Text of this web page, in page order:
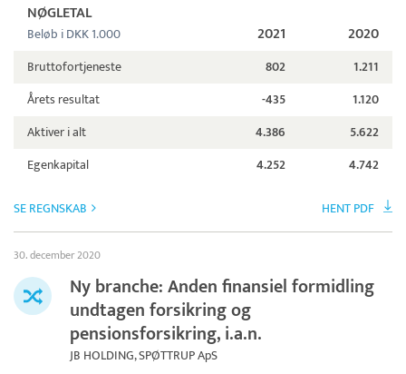
NØGLETAL
Beløb i DKK 1.000 2021 2020
Bruttofortjeneste 802
1.211
Årets resultat
-435
1.120
Aktiver i alt
4.386
5.622
Egenkapital
4.252 4.742
SE REGNSKAB HENT PDF
30. december 2020
Ny branche: Anden finansiel formidling
undtagen forsikring og
pensionsforsikring, i.a.n.
JB HOLDING, SPØTTRUP ApS